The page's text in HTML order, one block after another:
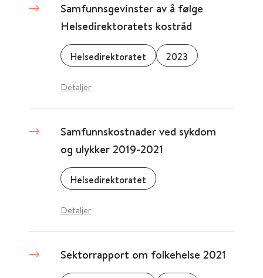
Samfunnsgevinster av å følge
Helsedirektoratets kostråd
Helsedirektoratet 2023
Detaljer
Samfunnskostnader ved sykdom
og ulykker 2019-2021
Helsedirektoratet
Detaljer
Sektorrapport om folkehelse 2021